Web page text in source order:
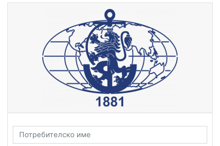
Прескочи на основното съдържание
Потребителско име